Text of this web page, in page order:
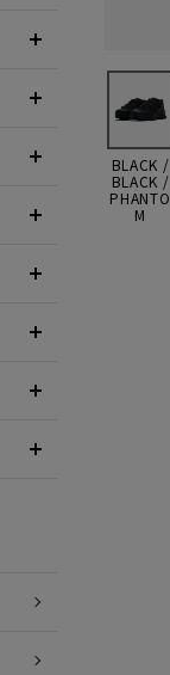
BLACK /
BLACK /
PHANTO
M